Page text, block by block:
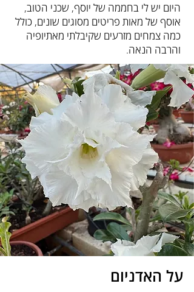
היום יש לי בחממה של יוסף, שכני הטוב,
אוסף של מאות פריטים מסוגים שונים, כולל
כמה צמחים מזרעים שקיבלתי מאתיופיה
והרבה הנאה.
על האדניום